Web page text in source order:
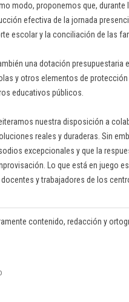
modo, proponemos que,
efectiva de la jornada
escolar y la conciliación de las
una dotación presupuestaria
y otros elementos de
educativos públicos.
nuestra disposición a
reales y duraderas. Sin
excepcionales y que la
Lo que está en juego
y trabajadores de los
contenido, redacción y